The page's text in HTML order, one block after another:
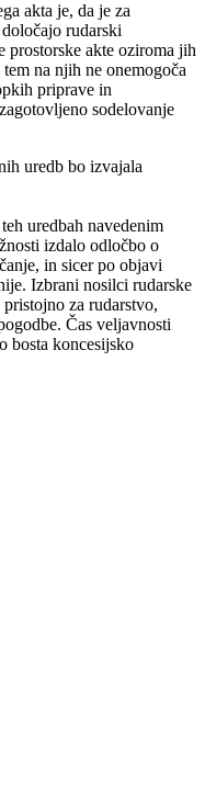
akta je, da je za
rudarski
prostorske akte oziroma jih
na njih ne onemogoča
priprave in
sodelovanje
uredb bo izvajala
uredbah navedenim
izdalo odločbo o
in sicer po objavi
Izbrani nosilci rudarske
za rudarstvo,
Čas veljavnosti
bosta koncesijsko